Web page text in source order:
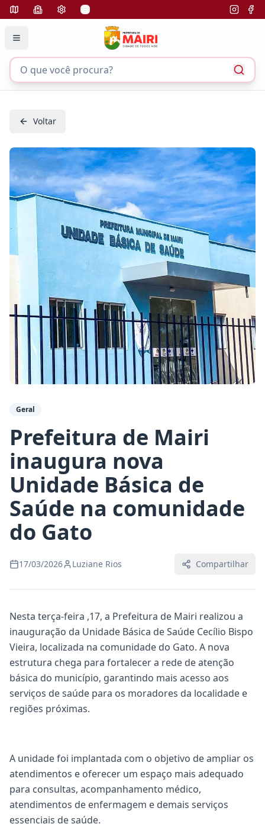
Voltar
Geral
Prefeitura de Mairi
inaugura nova
Unidade Básica de
Saúde na comunidade
do Gato
17/03/2026 Luziane Rios Compartilhar
Nesta terça-feira ,17, a Prefeitura de Mairi realizou a
inauguração da Unidade Básica de Saúde Cecílio Bispo
Vieira, localizada na comunidade do Gato. A nova
estrutura chega para fortalecer a rede de atenção
básica do município, garantindo mais acesso aos
serviços de saúde para os moradores da localidade e
regiões próximas.
A unidade foi implantada com o objetivo de ampliar os
atendimentos e oferecer um espaço mais adequado
para consultas, acompanhamento médico,
atendimentos de enfermagem e demais serviços
essenciais de saúde.